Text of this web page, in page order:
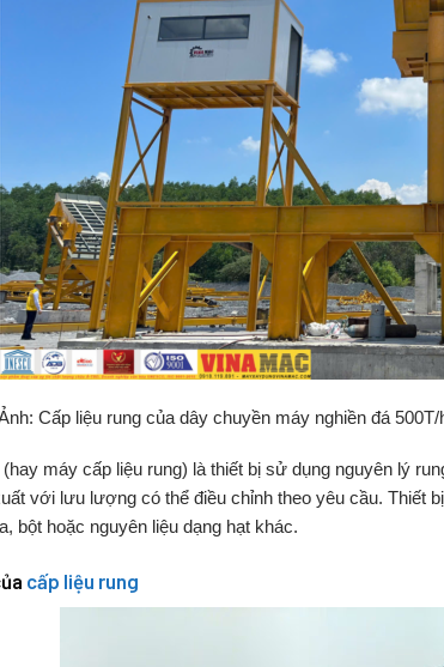
Cấp liệu rung của dây chuyền máy nghiền đá
(hay máy cấp liệu rung) làthiết bị sử dụng nguyên lý
với lưu lượng có thể điều chỉnh theo yêu cầu. Thiết bị
bột hoặc nguyên liệu dạng hạt khác.
cấp liệu rung